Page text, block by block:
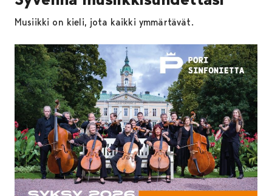
Musiikki on kieli, jota kaikki ymmärtävät.